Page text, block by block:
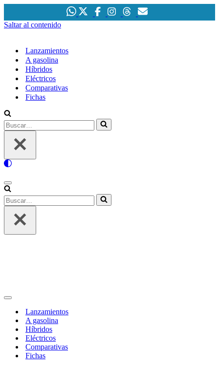
Saltar al contenido
Lanzamientos
A gasolina
Híbridos
Eléctricos
Comparativas
Fichas
Buscar…
Menú
de
navegación
Buscar…
Menú
navegaciónLanzamientos
A gasolina
Híbridos
Eléctricos
Comparativas
Fichas